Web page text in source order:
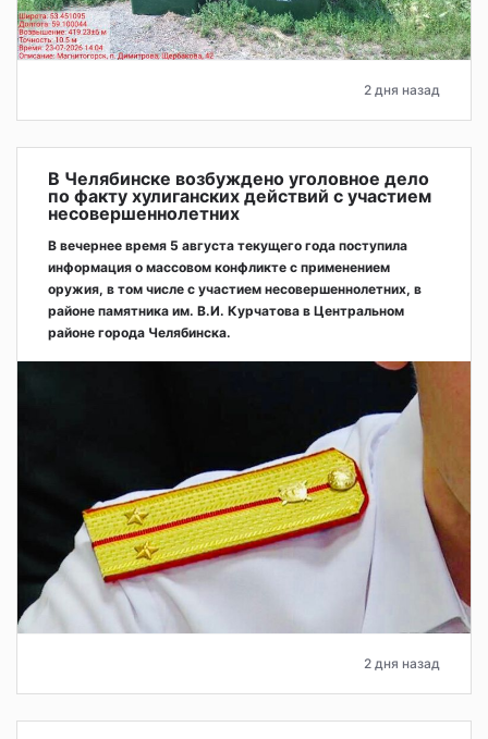
2 дня назад
В Челябинске возбуждено уголовное дело
по факту хулиганских действий с участием
несовершеннолетних
В вечернее время 5 августа текущего года поступила
информация о массовом конфликте с применением
оружия, в том числе с участием несовершеннолетних, в
районе памятника им. В.И. Курчатова в Центральном
районе города Челябинска.
2 дня назад